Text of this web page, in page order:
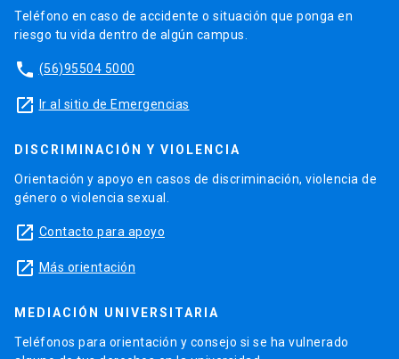
Teléfono en caso de accidente o situación que ponga en
riesgo tu vida dentro de algún campus.
phone (56)95504 5000
launch Ir al sitio de Emergencias
DISCRIMINACIÓN Y VIOLENCIA
Orientación y apoyo en casos de discriminación, violencia de
género o violencia sexual.
launch Contacto para apoyo
launch Más orientación
MEDIACIÓN UNIVERSITARIA
Teléfonos para orientación y consejo si se ha vulnerado